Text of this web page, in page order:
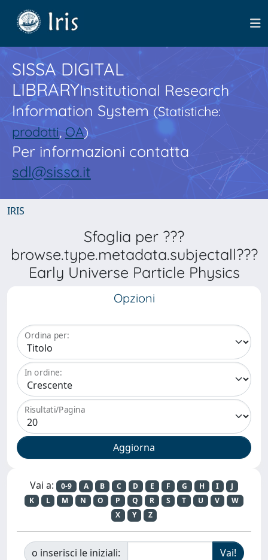
SISSA DIGITAL
LIBRARYInstitutional Research
Information System(Statistiche:
prodotti,OA)
Per informazioni contatta
sdl@sissa.it
IRIS
Sfoglia per ???
browse.type.metadata.subjectall???
Early Universe Particle Physics
Opzioni
Ordina per:
In ordine:
Risultati/Pagina
Vai a: 0-9 A B C D E F G H I
J
K
L M N O P Q R S T U V
W
X
Y Z
o inserisci le iniziali: